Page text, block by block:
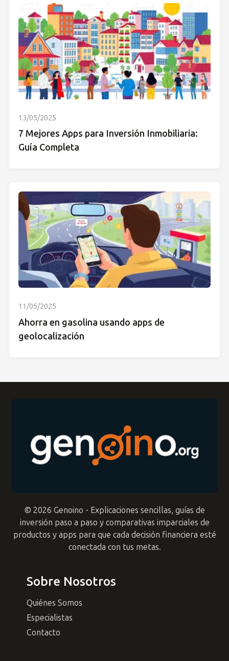
13/05/2025
7 Mejores Apps para Inversión Inmobiliaria:
Guía Completa
11/05/2025
Ahorra en gasolina usando apps de
geolocalización
© 2026 Genoino - Explicaciones sencillas, guías de
inversión paso a paso y comparativas imparciales de
productos y apps para que cada decisión financiera esté
conectada con tus metas.
Sobre Nosotros
Quiénes Somos
Especialistas
Contacto